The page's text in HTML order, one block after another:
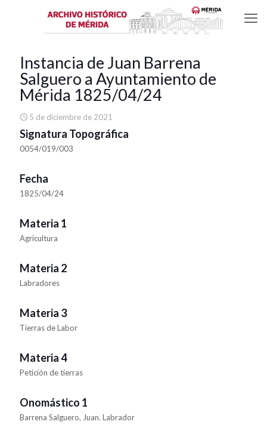
Instancia de Juan Barrena
Salguero a Ayuntamiento de
Mérida 1825/04/24
5 de diciembre de 2021
Signatura Topográfica
0054/019/003
Fecha
1825/04/24
Materia 1
Agricultura
Materia 2
Labradores
Materia 3
Tierras de Labor
Materia 4
Petición de tierras
Onomástico 1
Barrena Salguero, Juan. Labrador